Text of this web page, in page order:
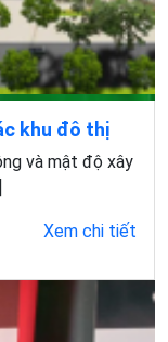
khu đô thị
và mật độ xây
Xem chi tiết